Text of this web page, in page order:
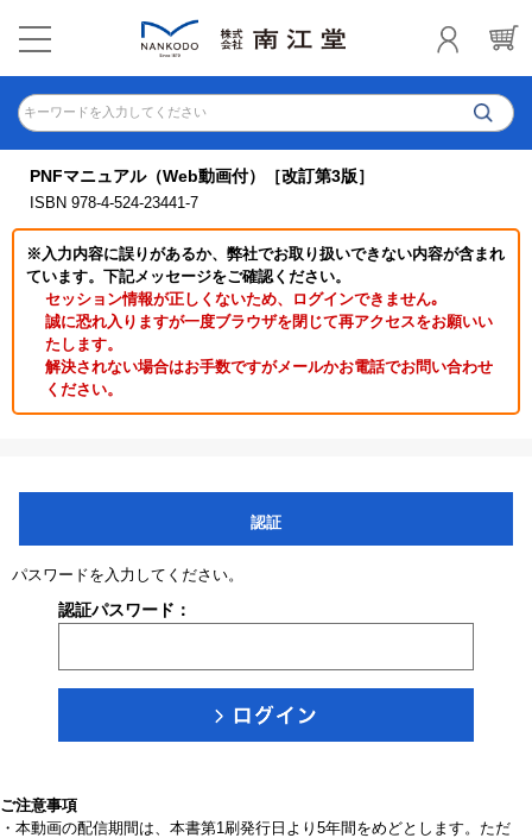
キーワードを入力してください
PNFマニュアル（Web動画付）［改訂第3版］
ISBN 978-4-524-23441-7
※入力内容に誤りがあるか、弊社でお取り扱いできない内容が含まれ
ています。下記メッセージをご確認ください。
セッション情報が正しくないため、ログインできません｡
誠に恐れ入りますが一度ブラウザを閉じて再アクセスをお願いい
たします。
解決されない場合はお手数ですがメールかお電話でお問い合わせ
ください。
認証
パスワードを入力してください。
認証パスワード：
ご注意事項
・本動画の配信期間は、本書第1刷発行日より5年間をめどとします。ただ